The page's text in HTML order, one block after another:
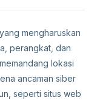
mengharuskan
perangkat, dan
lokasi
ancaman siber
seperti situs web